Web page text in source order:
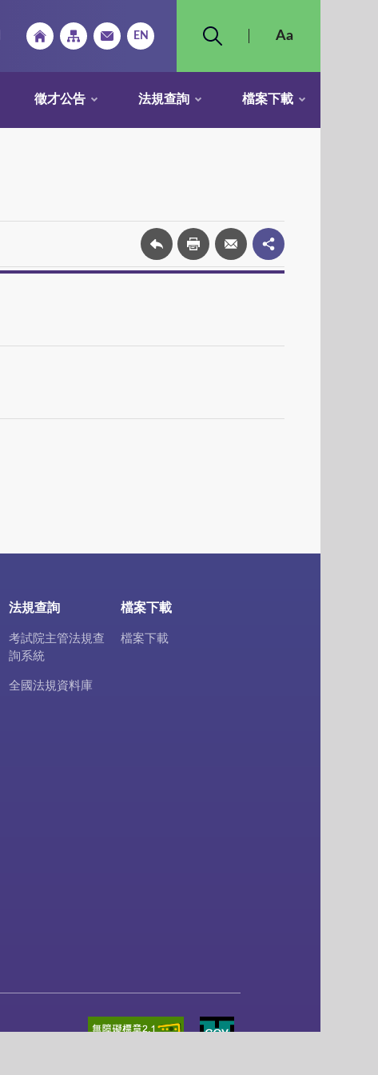
徵才公告 法規查詢 檔案下載
法規查詢
考試院主管法規查
詢系統
全國法規資料庫
檔案下載
檔案下載